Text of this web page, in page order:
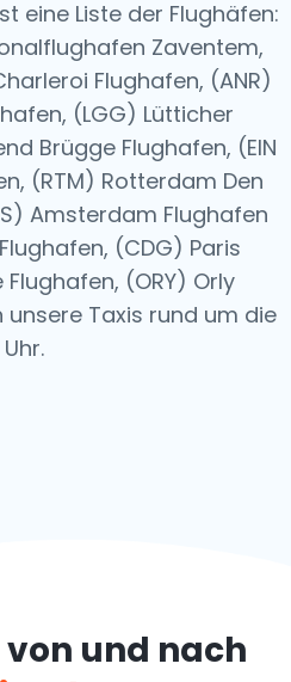
eine Liste der Flughäfen:
Zaventem,
Flughafen, (ANR)
(LGG) Lütticher
Brügge Flughafen, (EIN
(RTM) Rotterdam Den
Amsterdam Flughafen
(CDG) Paris
(ORY) Orly
unsere Taxis rund um die
Uhr.
und nach